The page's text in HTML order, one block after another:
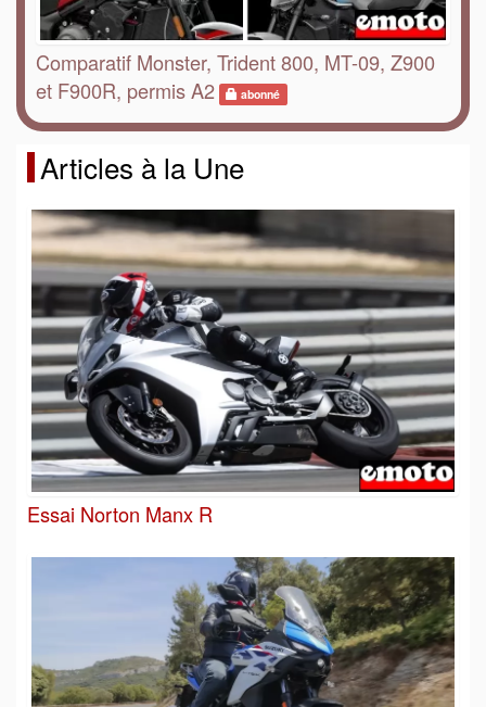
Comparatif Monster, Trident 800, MT-09, Z900
et F900R, permis A2
abonné
Articles à la Une
Essai Norton Manx R